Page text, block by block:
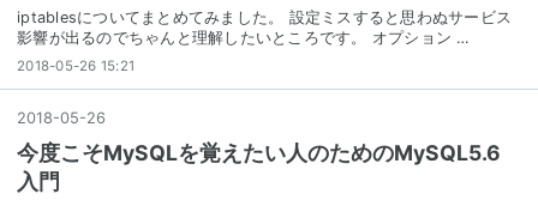
iptablesについてまとめてみました。 設定ミスすると思わぬサービス
影響が出るのでちゃんと理解したいところです。 オプション …
2018-05-26 15:21
2018-05-26
今度こそMySQLを覚えたい人のためのMySQL5.6
入門